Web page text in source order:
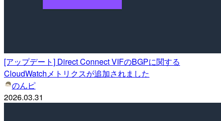
[アップデート] Direct Connect VIFのBGPに関する
CloudWatchメトリクスが追加されました
のんピ
2026.03.31